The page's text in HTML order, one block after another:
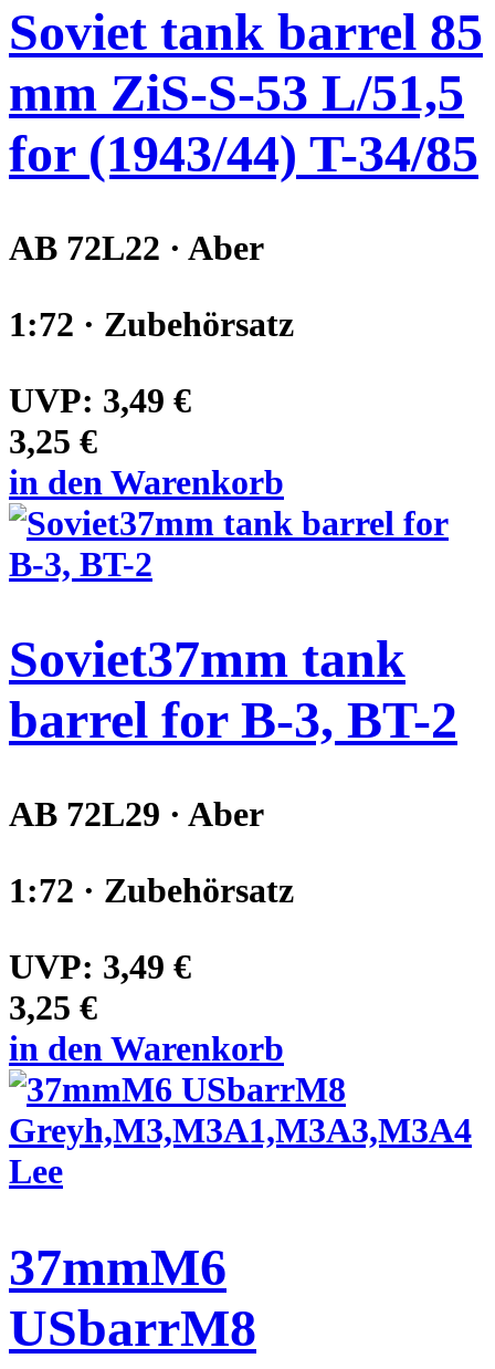
Soviet tank barrel 85
mm ZiS-S-53 L/51,5
for (1943/44) T-34/85
AB 72L22 · Aber
1:72 · Zubehörsatz
UVP: 3,49 €
3,25 €
in den Warenkorb
Soviet37mm tank
barrel for B-3, BT-2
AB 72L29 · Aber
1:72 · Zubehörsatz
UVP: 3,49 €
3,25 €
in den Warenkorb
37mmM6
USbarrM8